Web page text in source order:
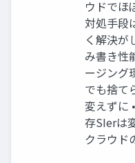
ウドでほ
対処手段
く解決が
み書き性
ージング
でも捨て
変えずに
存SIerは
クラウド